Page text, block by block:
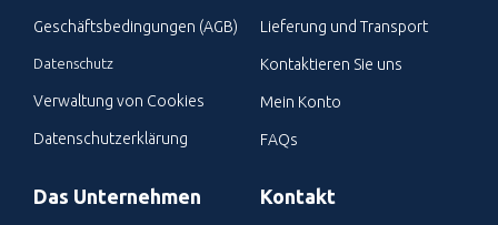
Geschäftsbedingungen (AGB)
Datenschutz
Verwaltung von Cookies
Datenschutzerklärung
Lieferung und Transport
Kontaktieren Sie uns
Mein Konto
FAQs
Das Unternehmen Kontakt